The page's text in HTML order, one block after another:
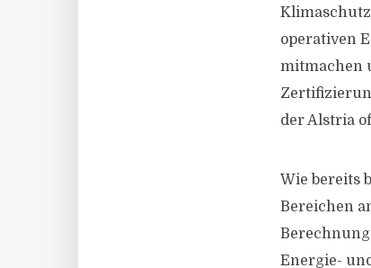
operativen
mitmachen
der Alstria
Wie bereits
Bereichen
Energie-